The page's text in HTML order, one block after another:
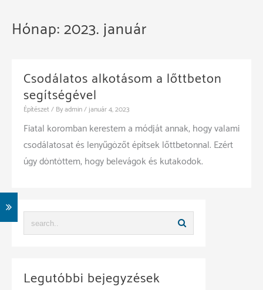
Hónap:2023. január
Csodálatos alkotásom a lőttbeton
segítségével
Építészet/ Byadmin/január 4, 2023
Fiatal koromban kerestem a módját annak, hogy valami
csodálatosat és lenyűgözőt építsek lőttbetonnal. Ezért
úgy döntöttem, hogy belevágok és kutakodok.
Legutóbbi bejegyzések